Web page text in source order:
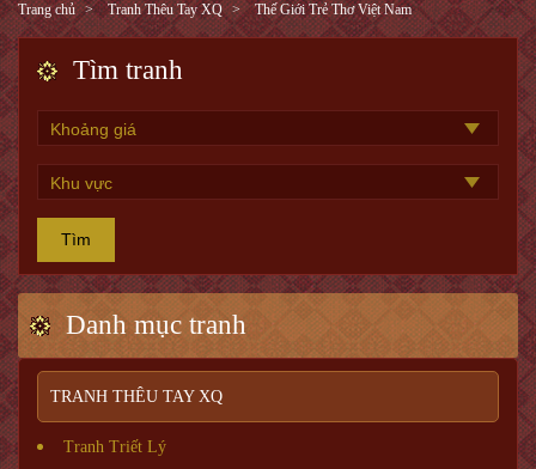
Trang chủ Tranh Thêu Tay XQ Thế Giới Trẻ Thơ Việt Nam
Tìm tranh
Tìm
Danh mục tranh
TRANH THÊU TAY XQ
Tranh Triết Lý